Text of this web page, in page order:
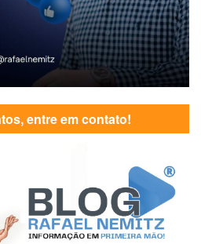
entre em contato!